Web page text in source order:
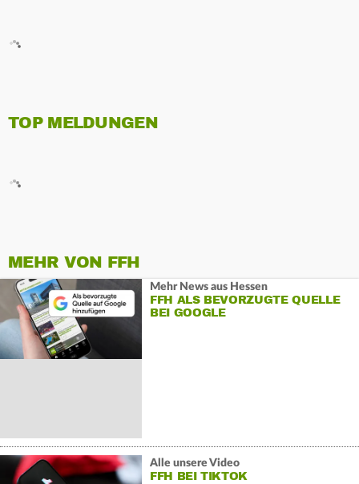
TOP MELDUNGEN
MEHR VON FFH
Mehr News aus Hessen
FFH ALS BEVORZUGTE QUELLE
BEI GOOGLE
Alle unsere Video
FFH BEI TIKTOK